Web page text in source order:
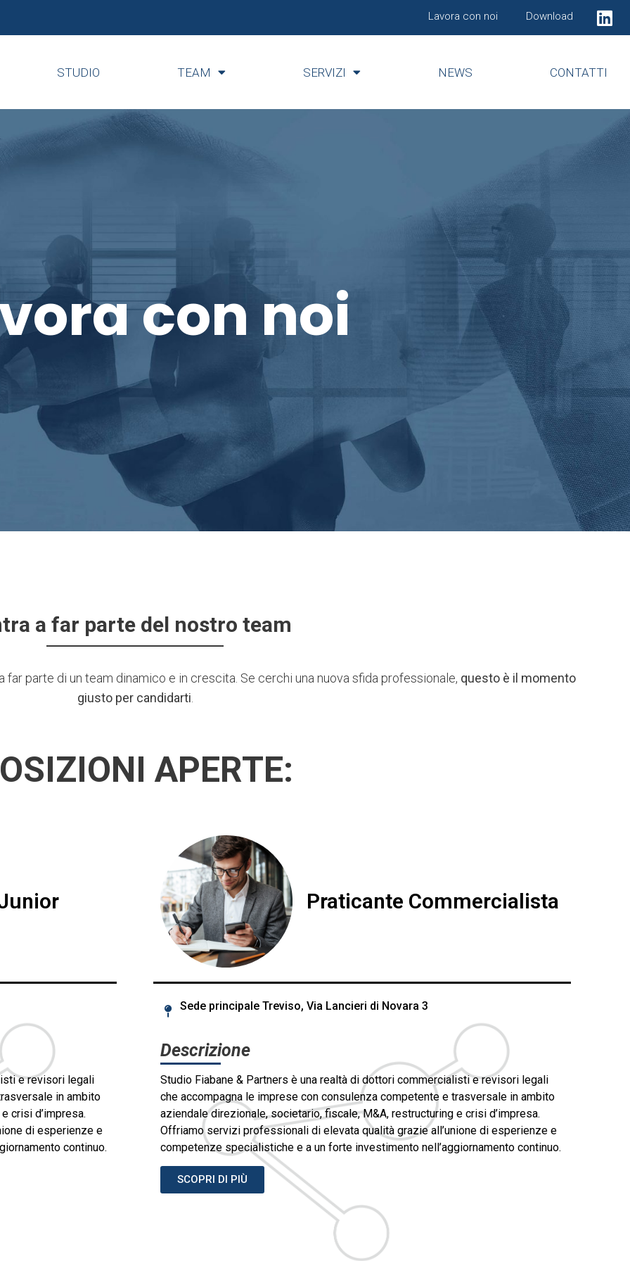
Lavora con noi Download
STUDIO TEAM SERVIZI NEWS CONTATTI
con noi
a far parte del nostro team
far parte di un team dinamico e in crescita. Se cerchi una nuova sfida professionale, questo è il momento
giusto per candidarti
APERTE:
e revisori legali
in ambito
crisi d’impresa.
di esperienze e
continuo.
Praticante Commercialista
Sede principale Treviso, Via Lancieri di Novara 3
Descrizione
Studio Fiabane & Partners è una realtà di dottori commercialisti e revisori legali
che accompagna le imprese con consulenza competente e trasversale in ambito
aziendale direzionale, societario, fiscale, M&A, restructuring e crisi d’impresa.
Offriamo servizi professionali di elevata qualità grazie all’unione di esperienze e
competenze specialistiche e a un forte investimento nell’aggiornamento continuo.
SCOPRI DI PIÙ